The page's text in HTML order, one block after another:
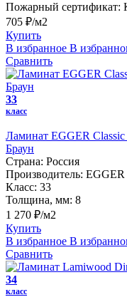
Пожарный сертификат:
705 ₽/м2
Купить
В избранное В
Сравнить
33
класс
Ламинат EGGER
Браун
Страна: Россия
Производитель: EGGER
Класс: 33
Толщина, мм: 8
1 270 ₽/м2
Купить
В избранное В
Сравнить
34
класс